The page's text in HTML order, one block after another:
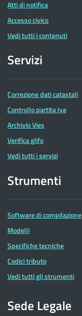
Atti di notifica
Accesso civico
Vedi tutti i contenuti
Servizi
Correzione dati catastali
Controllo partita Iva
Archivio Vies
Verifica glifo
Vedi tutti i servizi
Strumenti
Software di compilazione
Modelli
Specifiche tecniche
Codici tributo
Vedi tutti gli strumenti
Sede Legale